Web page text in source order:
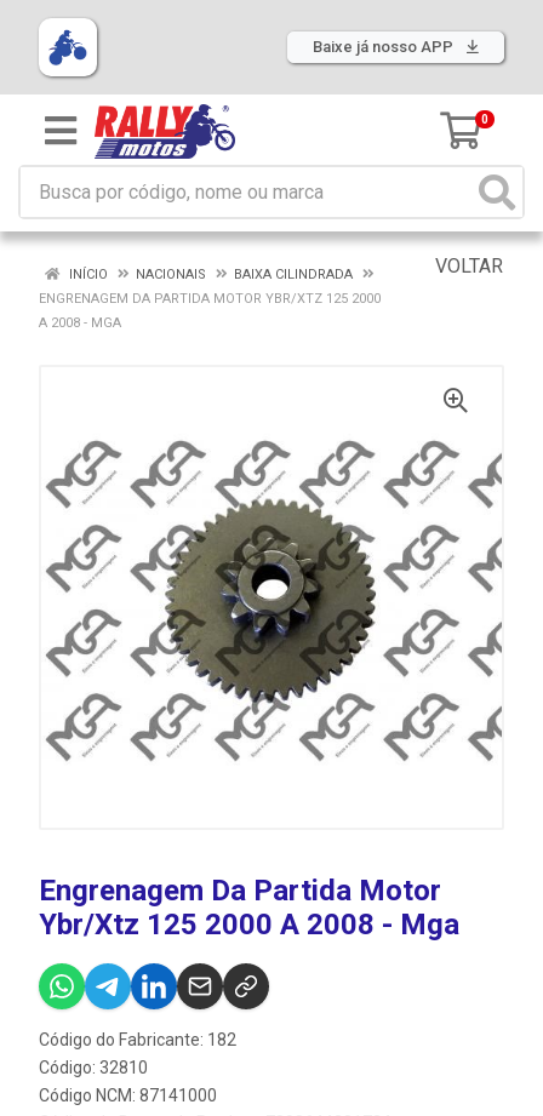
Baixe já nosso APP
0
VOLTAR
INÍCIO NACIONAIS
BAIXA CILINDRADA
ENGRENAGEM DA PARTIDA MOTOR YBR/XTZ 125 2000
A 2008 - MGA
Engrenagem Da Partida Motor
Ybr/Xtz 125 2000 A 2008 - Mga
Código do Fabricante: 182
Código: 32810
Código NCM: 87141000